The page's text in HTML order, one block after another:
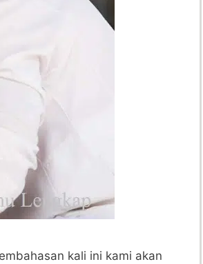
kali ini kami akan